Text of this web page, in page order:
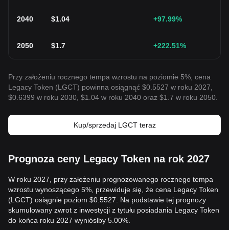
2040 $1.04 +97.99%
2050 $1.7 +222.51%
Przy założeniu rocznego tempa wzrostu na poziomie 5%, cena
Legacy Token (LGCT) powinna osiągnąć $0.5527 w roku 2027,
$0.6399 w roku 2030, $1.04 w roku 2040 oraz $1.7 w roku 2050.
Kup/sprzedaj LGCT teraz
Prognoza ceny Legacy Token na rok 2027
W roku 2027, przy założeniu prognozowanego rocznego tempa
wzrostu wynoszącego 5%, przewiduje się, że cena Legacy Token
(LGCT) osiągnie poziom $0.5527. Na podstawie tej prognozy
skumulowany zwrot z inwestycji z tytułu posiadania Legacy Token
do końca roku 2027 wyniósłby 5.00%.